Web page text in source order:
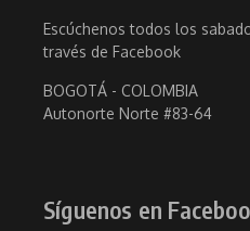
Escúchenos todos los
través de Facebook
BOGOTÁ - COLOMBIA
Autonorte Norte #83-64
Síguenos en